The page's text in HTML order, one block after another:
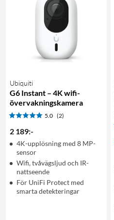
Ubiquiti
G6 Instant – 4K wifi-
övervakningskamera
5.0 (2)
2 189:-
4K-upplösning med 8 MP-
sensor
Wifi, tvåvägsljud och IR-
nattseende
För UniFi Protect med
smarta detekteringar